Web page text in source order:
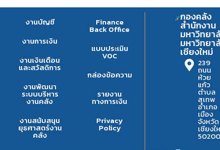
งานบัญชี
งานการเงิน
งานเงินเดือน
และสวัสดิการ
งานพัฒนา
ระบบบริหาร
งานคลัง
งานสนับสนุน
ยุธศาสตร์งาน
คลัง
Finance
Back Office
แบบประเมิน
VOC
กล่องข้อความ
รายงาน
ทางการเงิน
Privacy
Policy
กองคลัง
สำนักงาน
มหาวิทยา
มหาวิทยา
เชียงใหม่
239
ถนน
ห้วย
แก้ว
ตำบล
สุเทพ
อำเภอ
เมือง
จังหวัด
เชียงใ
50200